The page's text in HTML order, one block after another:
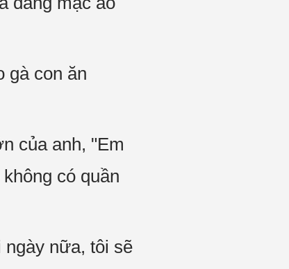
gà con ăn
của anh, "Em
có quần
ngày nữa, tôi sẽ